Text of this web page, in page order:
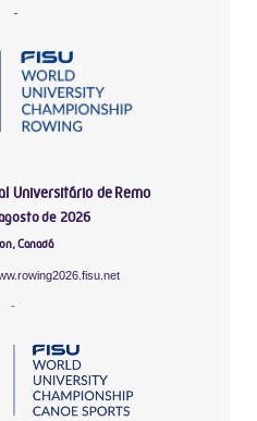
-
Universitário de Remo
de 2026
Canadá
-